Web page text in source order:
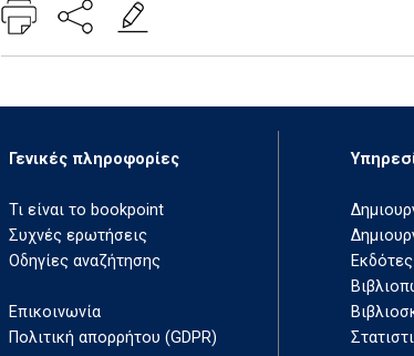
Γενικές πληροφορίες
Τι είναι το bookpoint
Συχνές ερωτήσεις
Οδηγίες αναζήτησης
Επικοινωνία
Πολιτική απορρήτου (GDPR)
Εκδότες